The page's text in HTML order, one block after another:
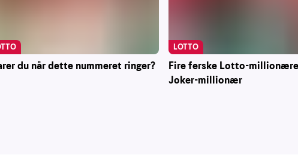
du når dette nummeret ringer?
Fire ferske Lotto-
Joker-millionær
LOTTO